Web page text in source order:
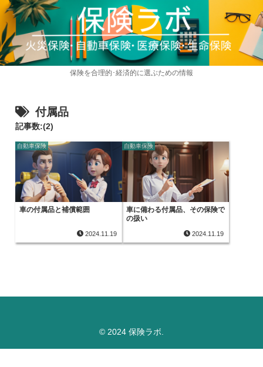
保険を合理的･経済的に選ぶための情報
付属品
記事数:(2)
自動車保険
車の付属品と補償範囲
2024.11.19
自動車保険
車に備わる付属品、その保険で
の扱い
2024.11.19
© 2024 保険ラボ.